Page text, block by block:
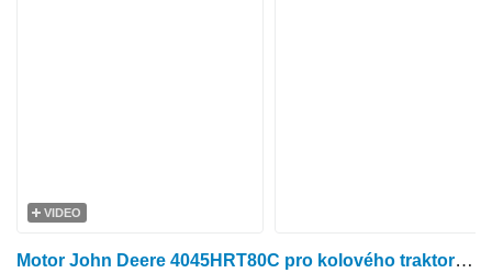
VIDEO
Motor John Deere 4045HRT80C pro kolového traktoru Claas Arion 530